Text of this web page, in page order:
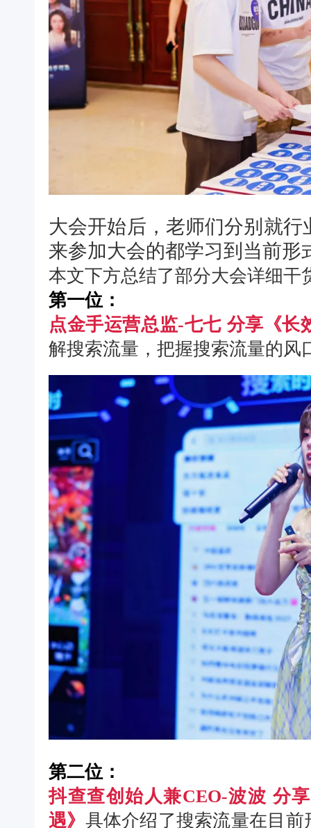
大会开始后，老师们分别就
来参加大会的都学习到当前形
本文下方总结了部分大会详细干
第一位：
点金手运营总监-七七 分享《长
解搜索流量，把握搜索流量的
第二位：
抖查查创始人兼CEO-波波 分
遇》 具体介绍了搜索流量在目